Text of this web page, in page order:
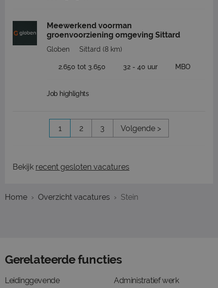
Meewerkend voorman
groenvoorziening omgeving Sittard
Globen Sittard (8 km)
2.650 tot 3.650 32 - 40 uur MBO
Job highlights
1 2 3 Volgende >
Bekijk recent gesloten vacatures
Home Overzicht vacatures Stein
Gerelateerde functies
Leidinggevende Administratief werk